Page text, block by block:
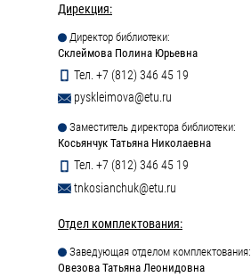
Дирекция:
Директор библиотеки:
Склеймова Полина Юрьевна
Тел. +7 (812) 346 45 19
pyskleimova@etu.ru
Заместитель директора библиотеки:
Косьянчук Татьяна Николаевна
Тел. +7 (812) 346 45 19
tnkosianchuk@etu.ru
Отдел комплектования:
Заведующая отделом комплектования:
Овезова Татьяна Леонидовна